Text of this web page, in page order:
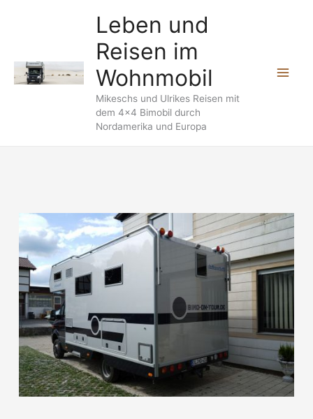
Leben und
Reisen im
Wohnmobil
Mikeschs und Ulrikes Reisen mit
dem 4x4 Bimobil durch
Nordamerika und Europa